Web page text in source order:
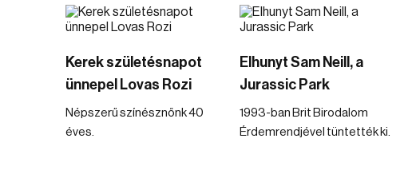
Kerek születésnapot
ünnepel Lovas Rozi
Népszerű színésznőnk 40
éves.
Elhunyt Sam Neill, a
Jurassic Park
1993-ban Brit Birodalom
Érdemrendjével tüntették ki.